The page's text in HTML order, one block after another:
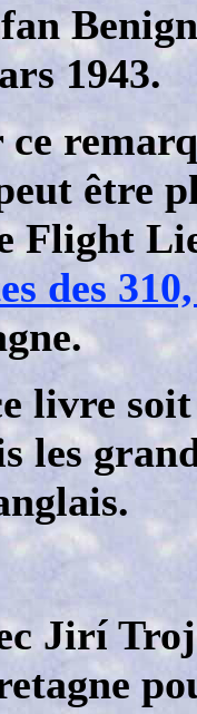
1943.
ce
être
Flight
des
livre
les
Jirí